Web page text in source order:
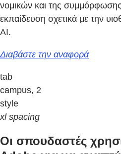
νομικών και της συμμόρφωσης
εκπαίδευση σχετικά με την
AI.
Διαβάστε την αναφορά
tab
campus, 2
style
xl spacing
Οι σπουδαστές